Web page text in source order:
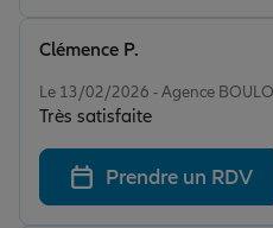
pour nous satisfaire c’est
recommande à 100%
Le 13/02/2026 - Agence
Très satisfaite
Clémence P.
Prendre un RDV